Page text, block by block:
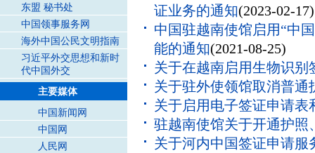
东盟 秘书处
中国领事服务网
海外中国公民文明指南
习近平外交思想和新时
代中国外交
主要媒体
中国新闻网
中国网
人民网
证业务的通知(2023-02-17)
中国驻越南使馆启用“中
能的通知(2021-08-25)
关于在越南启用生物识别
关于驻外使领馆取消普通
关于启用电子签证申请表
驻越南使馆关于开通护照
关于河内中国签证申请